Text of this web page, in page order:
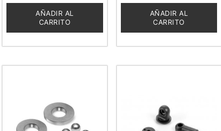
de
5
AÑADIR AL
CARRITO
de
5
AÑADIR AL
CARRITO